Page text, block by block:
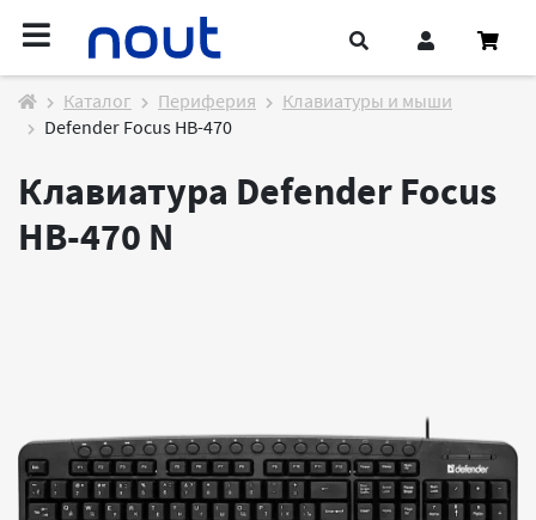
Каталог Периферия
Клавиатуры и мыши
Defender Focus HB-470
Клавиатура Defender Focus
HB-470 N